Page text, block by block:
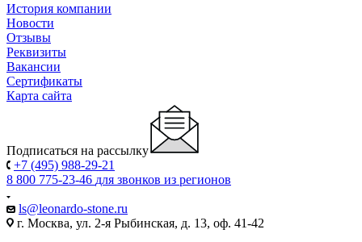
История компании
Новости
Отзывы
Реквизиты
Вакансии
Сертификаты
Карта сайта
Подписаться на рассылку
+7 (495) 988-29-21
8 800 775-23-46 для звонков из регионов
ls@leonardo-stone.ru
г. Москва, ул. 2-я Рыбинская, д. 13, оф. 41-42